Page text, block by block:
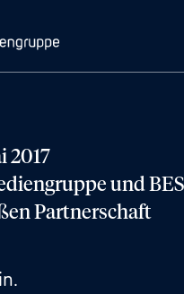
2017
und
Partnerschaft